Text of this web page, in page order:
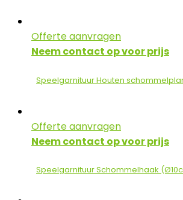
Offerte aanvragen
Neem contact op voor prijs
Speelgarnituur Houten
Offerte aanvragen
Neem contact op voor prijs
Speelgarnituur Schommelhaak